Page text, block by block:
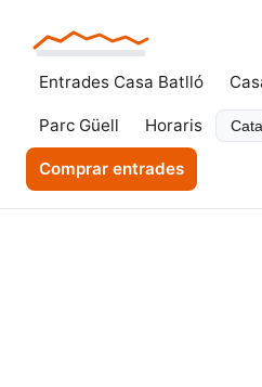
Entrades Casa Batlló
Parc Güell Horaris
Comprar entrades